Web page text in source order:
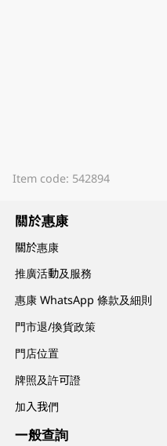
Item code: 542894
關於惠康
關於惠康
推廣活動及服務
惠康 WhatsApp 條款及細則
門市退/換貨政策
門店位置
牌照及許可證
加入我們
一般查詢